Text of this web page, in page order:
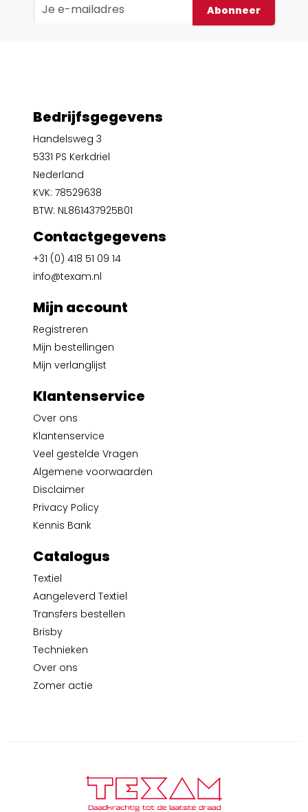
Abonneer
Bedrijfsgegevens
Handelsweg 3
5331 PS Kerkdriel
Nederland
KVK: 78529638
BTW: NL861437925B01
Contactgegevens
+31 (0) 418 51 09 14
info@texam.nl
Mijn account
Registreren
Mijn bestellingen
Mijn verlanglijst
Klantenservice
Over ons
Klantenservice
Veel gestelde Vragen
Algemene voorwaarden
Disclaimer
Privacy Policy
Kennis Bank
Catalogus
Textiel
Aangeleverd Textiel
Transfers bestellen
Brisby
Technieken
Over ons
Zomer actie